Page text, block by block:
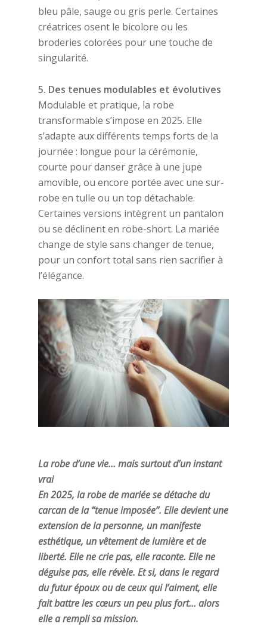
bleu pâle, sauge ou gris perle. Certaines
créatrices osent le bicolore ou les
broderies colorées pour une touche de
singularité.
5. Des tenues modulables et évolutives
Modulable et pratique, la robe
transformable s’impose en 2025. Elle
s’adapte aux différents temps forts de la
journée : longue pour la cérémonie,
courte pour danser grâce à une jupe
amovible, ou encore portée avec une sur-
robe en tulle ou un top détachable.
Certaines versions intègrent un pantalon
ou se déclinent en robe-short. La mariée
change de style sans changer de tenue,
pour un confort total sans rien sacrifier à
l’élégance.
La robe d’une vie… mais surtout d’un instant
vrai
En 2025, la robe de mariée se détache du
carcan de la “tenue imposée”. Elle devient une
extension de la personne, un manifeste
esthétique, un vêtement de lumière et de
liberté. Elle ne crie pas, elle raconte. Elle ne
déguise pas, elle révèle. Et si, dans le regard
du futur époux ou de ceux qui l’aiment, elle
fait battre les cœurs un peu plus fort… alors
elle a rempli sa mission.